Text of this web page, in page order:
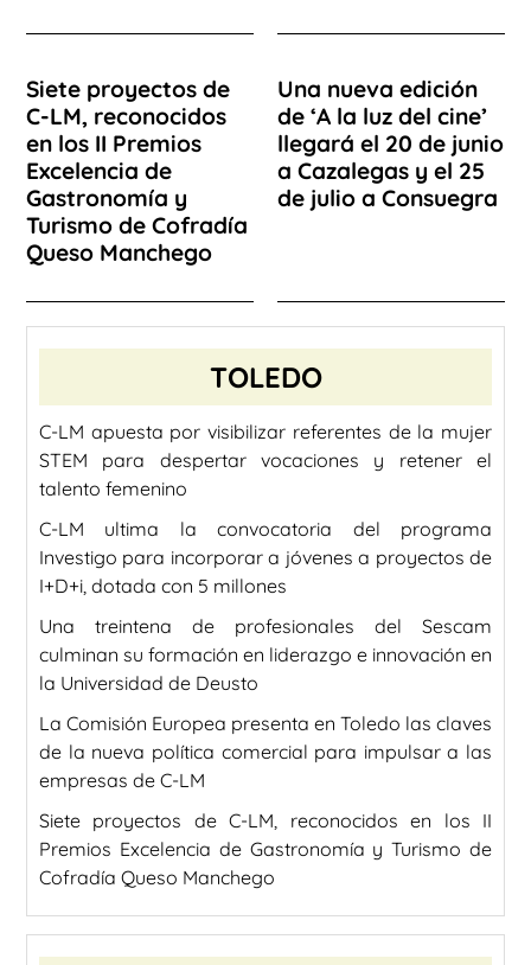
Siete proyectos de
C-LM, reconocidos
en los II Premios
Excelencia de
Gastronomía y
Turismo de Cofradía
Queso Manchego
Una nueva edición
de ‘A la luz del cine’
llegará el 20 de junio
a Cazalegas y el 25
de julio a Consuegra
TOLEDO
C-LM apuesta por visibilizar referentes de la mujer
STEM para despertar vocaciones y retener el
talento femenino
C-LM ultima la convocatoria del programa
Investigo para incorporar a jóvenes a proyectos de
I+D+i, dotada con 5 millones
Una treintena de profesionales del Sescam
culminan su formación en liderazgo e innovación en
la Universidad de Deusto
La Comisión Europea presenta en Toledo las claves
de la nueva política comercial para impulsar a las
empresas de C-LM
Siete proyectos de C-LM, reconocidos en los II
Premios Excelencia de Gastronomía y Turismo de
Cofradía Queso Manchego